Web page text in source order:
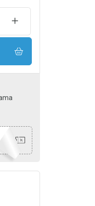
UNIDADEAUMENTAR UMA